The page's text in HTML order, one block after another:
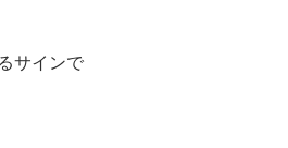
サインで